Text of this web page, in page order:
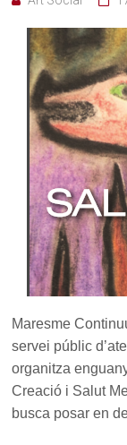
Maresme
servei públic
organitza
Creació i Salut
busca posar en